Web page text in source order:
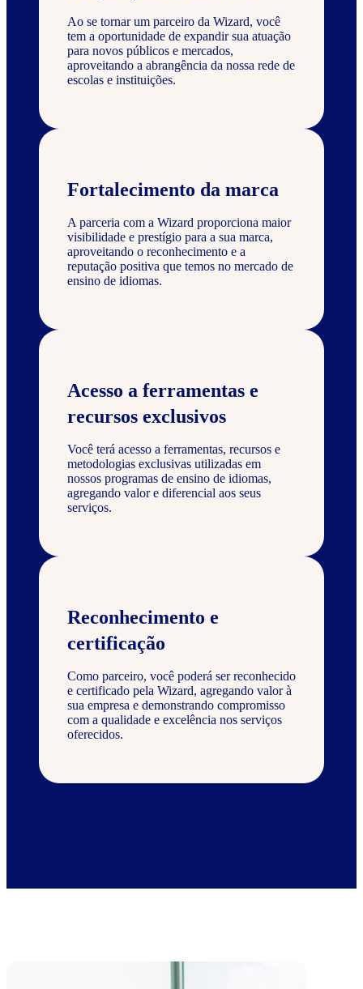
Ao se tornar um parceiro da Wizard, você
tem a oportunidade de expandir sua atuação
para novos públicos e mercados,
aproveitando a abrangência da nossa rede de
escolas e instituições.
Fortalecimento da marca
A parceria com a Wizard proporciona maior
visibilidade e prestígio para a sua marca,
aproveitando o reconhecimento e a
reputação positiva que temos no mercado de
ensino de idiomas.
Acesso a ferramentas e
recursos exclusivos
Você terá acesso a ferramentas, recursos e
metodologias exclusivas utilizadas em
nossos programas de ensino de idiomas,
agregando valor e diferencial aos seus
serviços.
Reconhecimento e
certificação
Como parceiro, você poderá ser reconhecido
e certificado pela Wizard, agregando valor à
sua empresa e demonstrando compromisso
com a qualidade e excelência nos serviços
oferecidos.